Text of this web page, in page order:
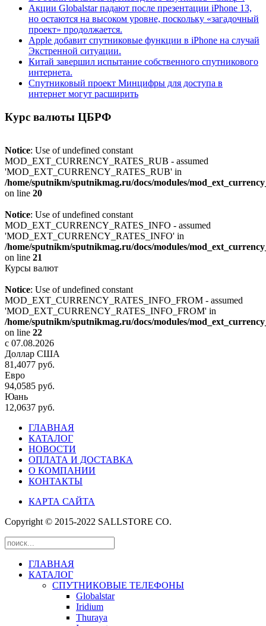
Акции Globalstar падают после презентации iPhone 13,
но остаются на высоком уровне, поскольку «загадочный
проект» продолжается.
Apple добавит спутниковые функции в iPhone на случай
Экстренной ситуации.
Китай завершил испытание собственного спутникового
интернета.
Спутниковый проект Минцифры для доступа в
интернет могут расширить
Курс валюты ЦБРФ
Notice: Use of undefined constant
MOD_EXT_CURRENCY_RATES_RUB - assumed
'MOD_EXT_CURRENCY_RATES_RUB' in
/home/sputnikm/sputnikmag.ru/docs/modules/
on line 20
Notice: Use of undefined constant
MOD_EXT_CURRENCY_RATES_INFO - assumed
'MOD_EXT_CURRENCY_RATES_INFO' in
/home/sputnikm/sputnikmag.ru/docs/modules/
on line 21
Курсы валют
Notice: Use of undefined constant
MOD_EXT_CURRENCY_RATES_INFO_FROM - assumed
'MOD_EXT_CURRENCY_RATES_INFO_FROM' in
/home/sputnikm/sputnikmag.ru/docs/modules/
on line 22
c 07.08.2026
Доллар США
81,4077 руб.
Евро
94,0585 руб.
Юань
12,0637 руб.
ГЛАВНАЯ
КАТАЛОГ
НОВОСТИ
ОПЛАТА И ДОСТАВКА
О КОМПАНИИ
КОНТАКТЫ
КАРТА САЙТА
Copyright © 2015-2022 SALLSTORE CO.
ГЛАВНАЯ
КАТАЛОГ
СПУТНИКОВЫЕ ТЕЛЕФОНЫ
Globalstar
Iridium
Thuraya